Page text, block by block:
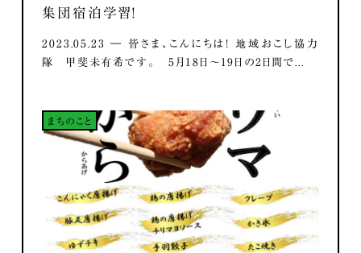
集団宿泊学習！
2023.05.23 ― 皆さま、こんにちは！ 地域おこし協力
隊 甲斐未有希です。 5月18日～19日の2日間で...
まちのこと